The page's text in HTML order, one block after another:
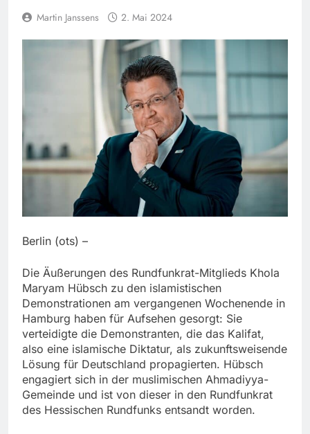
Martin Janssens 2. Mai 2024
Berlin (ots) –
Die Äußerungen des Rundfunkrat-Mitglieds Khola
Maryam Hübsch zu den islamistischen
Demonstrationen am vergangenen Wochenende in
Hamburg haben für Aufsehen gesorgt: Sie
verteidigte die Demonstranten, die das Kalifat,
also eine islamische Diktatur, als zukunftsweisende
Lösung für Deutschland propagierten. Hübsch
engagiert sich in der muslimischen Ahmadiyya-
Gemeinde und ist von dieser in den Rundfunkrat
des Hessischen Rundfunks entsandt worden.